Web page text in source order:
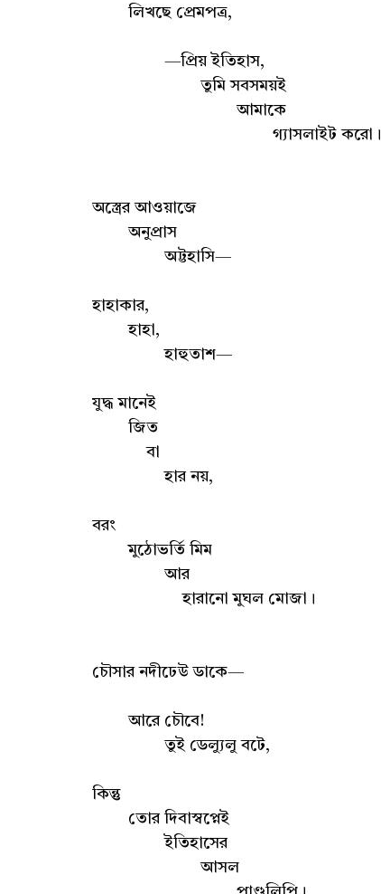
লিখছে প্রেমপত্র,
—প্রিয় ইতিহাস,
তুমি সবসময়ই
আমাকে
গ্যাসলাইট করো।
অস্ত্রের আওয়াজে
অনুপ্রাস
অট্টহাসি—
হাহাকার,
হাহা,
হাহুতাশ—
যুদ্ধ মানেই
জিত
বা
হার নয়,
বরং
মুঠোভর্তি মিম
আর
হারানো মুঘল মোজা।
চৌসার নদীঢেউ ডাকে—
আরে চৌবে!
তুই ডেল্যুলু বটে,
কিন্তু
তোর দিবাস্বপ্নেই
ইতিহাসের
আসল